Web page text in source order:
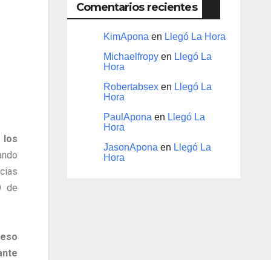
de
Comentarios recientes
KimAponaen Llegó La Hora
Michaelfropyen Llegó La
Hora
Robertabsexen Llegó La
Hora
PaulAponaen Llegó La
Hora
JasonAponaen Llegó La
Hora